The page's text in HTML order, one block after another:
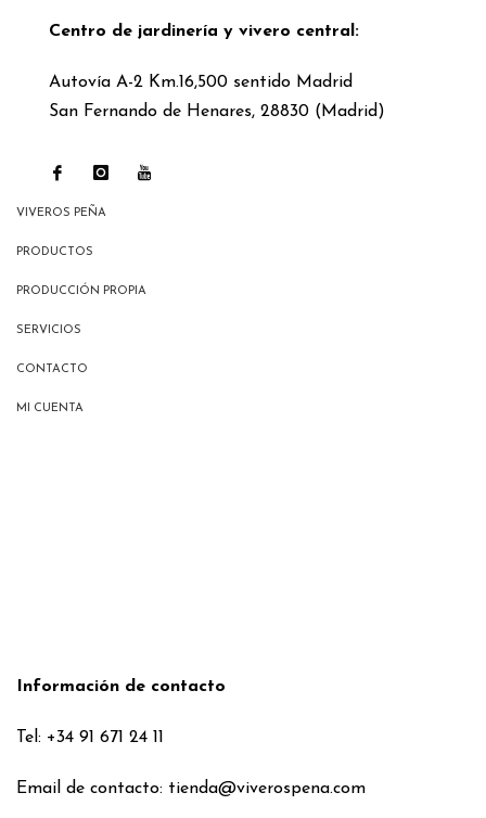
Centro de jardinería y vivero central:
Autovía A-2 Km.16,500 sentido Madrid
San Fernando de Henares, 28830 (Madrid)
VIVEROS PEÑA
PRODUCTOS
PRODUCCIÓN PROPIA
SERVICIOS
CONTACTO
MI CUENTA
Información de contacto
Tel: +34 91 671 24 11
Email de contacto: tienda@viverospena.com